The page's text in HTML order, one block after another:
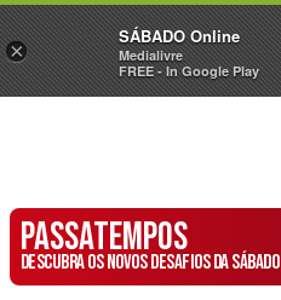
Sábado
PASSATEMPOS
DESCUBRA OS NOVOS DESAFIOS DA SÁBADO
×
SÁBADO Online
Medialivre
FREE - In Google Play